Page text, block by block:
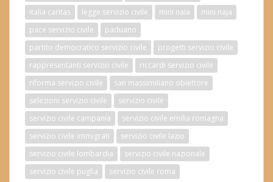
italia caritas
legge servizio civile mini naia
mini naja
pace servizio civile
paduano
partito democratico servizio civile
progetti servizio civile
rappresentanti servizio civile
riccardi servizio civile
riforma servizio civile
san massimiliano obiettore
selezioni servizio civile
servizio civile
servizio civile campania
servizio civile emilia romagna
servizio civile immigrati
servizio civile lazio
servizio civile lombardia
servizio civile nazionale
servizio civile puglia
servizio civile roma